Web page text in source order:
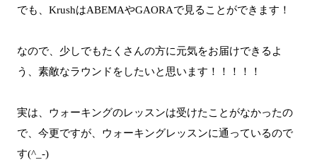
でも、KrushはABEMAやGAORAで見ることができます！
なので、少しでもたくさんの方に元気をお届けできるよ
う、素敵なラウンドをしたいと思います！！！！！
実は、ウォーキングのレッスンは受けたことがなかったの
で、今更ですが、ウォーキングレッスンに通っているので
す(^_-)